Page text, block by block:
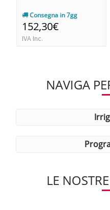
Consegna in 7gg
152,30€
IVA Inc.
NAVIGA
LE